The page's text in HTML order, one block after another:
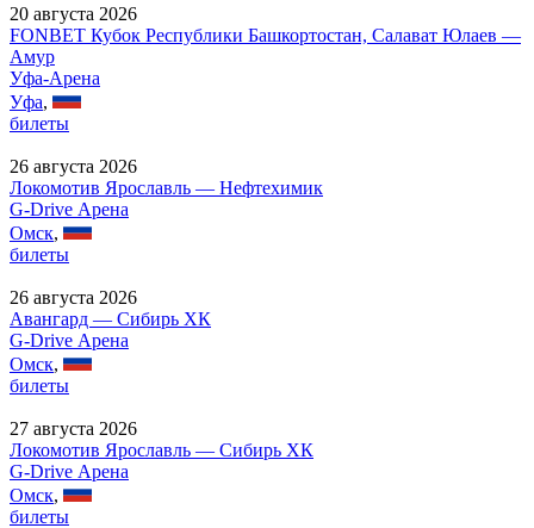
20 августа 2026
FONBET Кубок Республики Башкортостан, Салават Юлаев —
Амур
Уфа-Арена
Уфа,
билеты
26 августа 2026
Локомотив Ярославль — Нефтехимик
G-Drive Арена
Омск,
билеты
26 августа 2026
Авангард — Сибирь ХК
G-Drive Арена
Омск,
билеты
27 августа 2026
Локомотив Ярославль — Сибирь ХК
G-Drive Арена
Омск,
билеты